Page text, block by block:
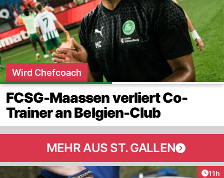
Wird Chefcoach
FCSG-Maassen verliert Co-
Trainer an Belgien-Club
MEHR AUS ST. GALLEN
11h